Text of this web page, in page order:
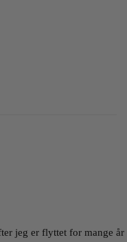
jeg er flyttet for mange år